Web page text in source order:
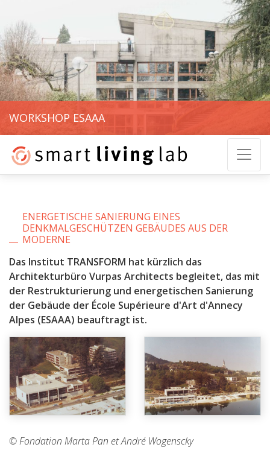
WORKSHOP ESAAA
ENERGETISCHE SANIERUNG EINES
DENKMALGESCHÜTZEN GEBÄUDES AUS DER
MODERNE
Das Institut TRANSFORM hat kürzlich das
Architekturbüro Vurpas Architects begleitet, das mit
der Restrukturierung und energetischen Sanierung
der Gebäude der École Supérieure d'Art d'Annecy
Alpes (ESAAA) beauftragt ist.
© Fondation Marta Pan et André Wogenscky